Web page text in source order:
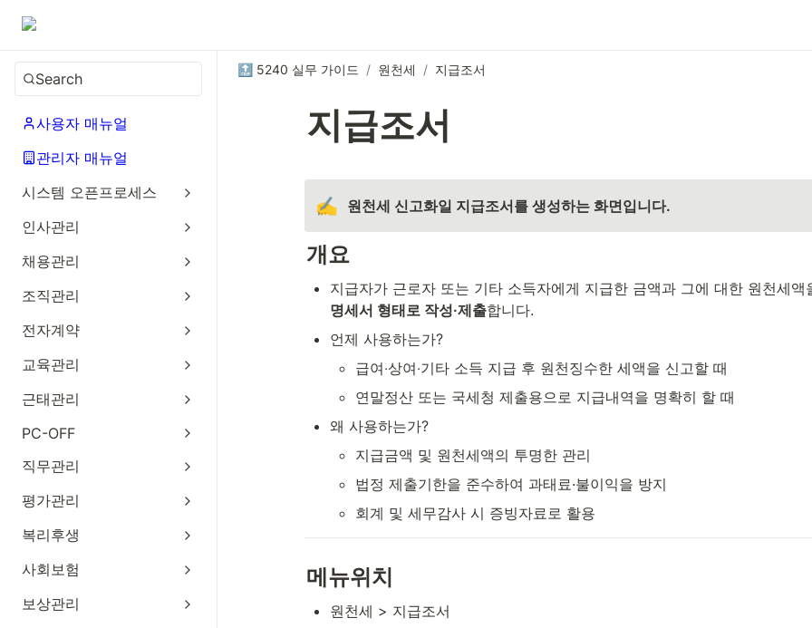
Search
사용자 매뉴얼
관리자 매뉴얼
시스템 오픈프로세스
인사관리
채용관리
조직관리
전자계약
교육관리
근태관리
PC-OFF
직무관리
평가관리
복리후생
사회보험
보상관리
🔝 5240 실무 가이드 / 원천세 / 지급조서
지급조서
✍️ 원천세 신고화일 지급조서를 생성하는 화면입니다.
개요
명세서 형태로 작성·제출합니다.
언제 사용하는가?
급여‧상여‧기타 소득 지급 후 원천징수한 세액을 신고할 때
연말정산 또는 국세청 제출용으로 지급내역을 명확히 할 때
왜 사용하는가?
지급금액 및 원천세액의 투명한 관리
법정 제출기한을 준수하여 과태료·불이익을 방지
회계 및 세무감사 시 증빙자료로 활용
메뉴위치
원천세 > 지급조서